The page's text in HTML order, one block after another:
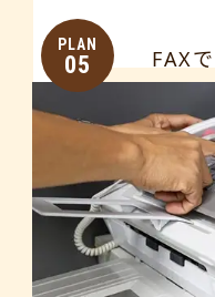
PLAN
05 FAX